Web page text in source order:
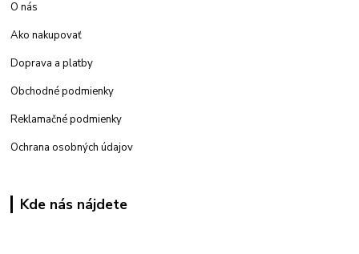
O nás
Ako nakupovať
Doprava a platby
Obchodné podmienky
Reklamačné podmienky
Ochrana osobných údajov
Kde nás nájdete